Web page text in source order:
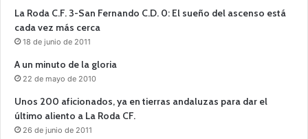
La Roda C.F. 3-San Fernando C.D. 0: El sueño del ascenso está
cada vez más cerca
18 de junio de 2011
A un minuto de la gloria
22 de mayo de 2010
Unos 200 aficionados, ya en tierras andaluzas para dar el
último aliento a La Roda CF.
26 de junio de 2011